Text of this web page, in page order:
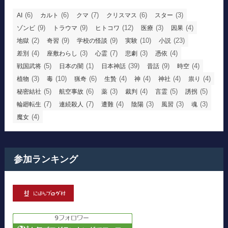
AI (6) カルト (6) クマ (7) クリスマス (6) スター (3)
ゾンビ (9) トラウマ (9) ヒトコワ (12) 医療 (3) 因果 (4)
地獄 (2) 奇習 (9) 学校の怪談 (9) 実験 (10) 小説 (23)
差別 (4) 座敷わらし (3) 心霊 (7) 悲劇 (3) 憑依 (4)
戦国武将 (5) 日本の闇 (1) 日本神話 (39) 昔話 (9) 時空 (4)
植物 (3) 毒 (10) 猟奇 (6) 生贄 (4) 神 (4) 神社 (4) 祟り (4)
秘密結社 (5) 航空事故 (6) 薬 (3) 裁判 (4) 言霊 (5) 誘拐 (5)
輪廻転生 (7) 連続殺人 (7) 遭難 (4) 陰陽 (3) 風習 (3) 魂 (3)
魔女 (4)
参加ランキング